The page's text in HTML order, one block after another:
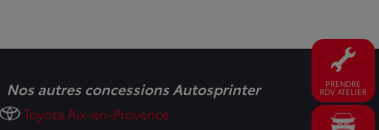
PRENDRE
RDV ATELIER
Nos autres concessions Autosprinter
Toyota Aix-en-Provence